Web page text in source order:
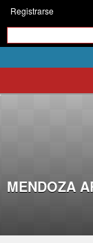
Registrarse
MENDOZA